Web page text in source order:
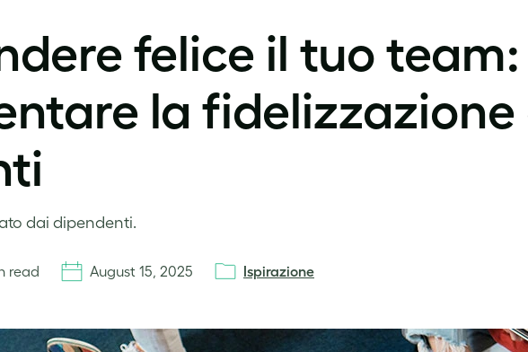
felice il tuo
la fidelizzazione
dai dipendenti.
read August 15, 2025 Ispirazione